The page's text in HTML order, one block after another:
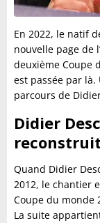
En 2022, le natif
nouvelle page de
deuxième Coupe
est passée par là.
parcours de
Didier
Quand Didier
2012, le chantier
Coupe du monde
La suite